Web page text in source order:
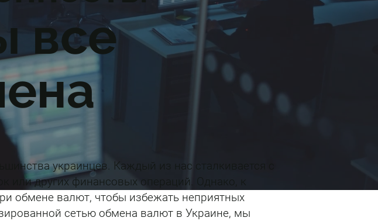
все
украинцев. Каждый из нас сталкивается с
или других финансовых операций. Однако, к
обмене валют, чтобы избежать неприятных
сетью обмена валют в Украине, мы